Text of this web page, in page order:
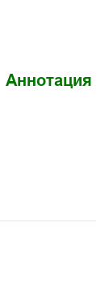
Аннотация